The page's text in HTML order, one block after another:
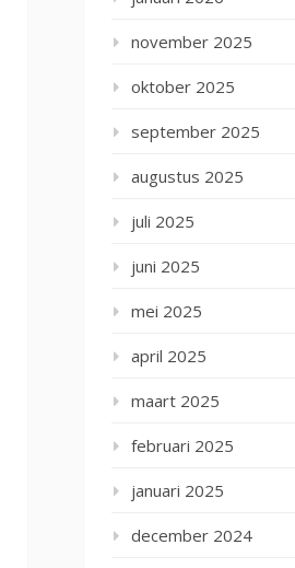
november 2025
oktober 2025
september 2025
augustus 2025
juli 2025
juni 2025
mei 2025
april 2025
maart 2025
februari 2025
januari 2025
december 2024